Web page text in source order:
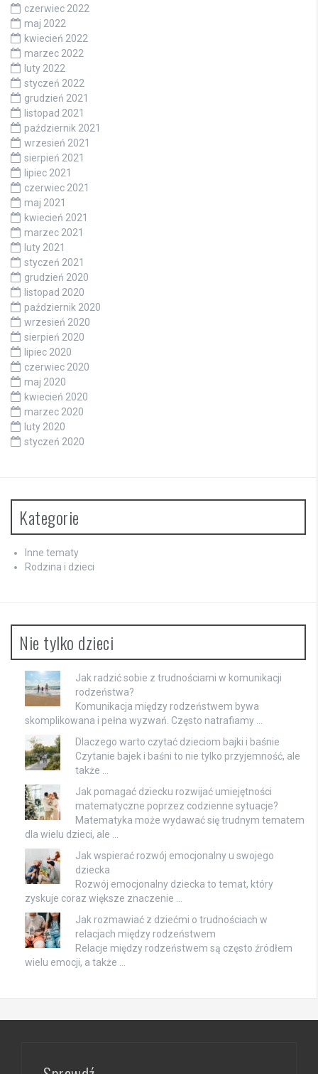
czerwiec 2022
maj 2022
kwiecień 2022
marzec 2022
luty 2022
styczeń 2022
grudzień 2021
listopad 2021
październik 2021
wrzesień 2021
sierpień 2021
lipiec 2021
czerwiec 2021
maj 2021
kwiecień 2021
marzec 2021
luty 2021
styczeń 2021
grudzień 2020
listopad 2020
październik 2020
wrzesień 2020
sierpień 2020
lipiec 2020
czerwiec 2020
maj 2020
kwiecień 2020
marzec 2020
luty 2020
styczeń 2020
Kategorie
Inne tematy
Rodzina i dzieci
Nie tylko dzieci
Jak radzić sobie z trudnościami w komunikacji
rodzeństwa?
Komunikacja między rodzeństwem bywa
skomplikowana i pełna wyzwań. Często natrafiamy …
Dlaczego warto czytać dzieciom bajki i baśnie
Czytanie bajek i baśni to nie tylko przyjemność, ale
także …
Jak pomagać dziecku rozwijać umiejętności
matematyczne poprzez codzienne sytuacje?
Matematyka może wydawać się trudnym tematem
dla wielu dzieci, ale …
Jak wspierać rozwój emocjonalny u swojego
dziecka
Rozwój emocjonalny dziecka to temat, który
zyskuje coraz większe znaczenie …
Jak rozmawiać z dziećmi o trudnościach w
relacjach między rodzeństwem
Relacje między rodzeństwem są często źródłem
wielu emocji, a także …